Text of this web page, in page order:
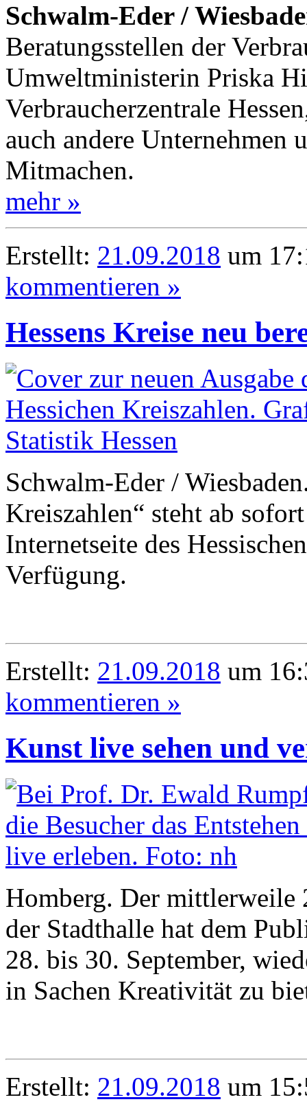
Schwalm-Eder /
Beratungsstellen der
Umweltministerin Priska
Verbraucherzentrale
auch andere Unternehmen
Mitmachen.
mehr »
Erstellt: 21.09.2018 um
kommentieren »
Hessens Kreise neu
Schwalm-Eder /
Kreiszahlen“ steht ab
Internetseite des
Verfügung.
Erstellt: 21.09.2018 um
kommentieren »
Kunst live sehen und
Homberg. Der
der Stadthalle hat dem
28. bis 30. September,
in Sachen Kreativität zu
Erstellt: 21.09.2018 um